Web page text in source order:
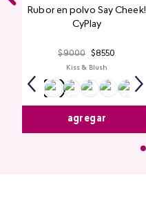
Rubor en polvo Say Cheek!
CyPlay
$9000 $8550
Kiss & Blush
agregar